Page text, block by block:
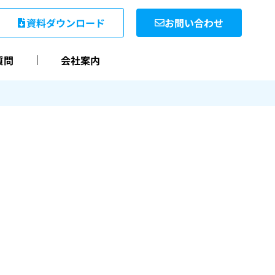
資料ダウンロード お問い合わせ
問 会社案内